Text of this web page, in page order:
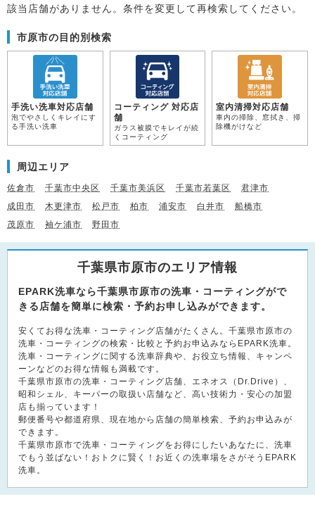
該当店舗がありません。条件を変更して再検索してください。
市原市の目的別検索
手洗い洗車対応店舗
泡でやさしくキレイにす
る手洗い洗車
コーティング 対応店
舗
ガラス被膜でキレイが続
くコーティング
室内清掃対応店舗
車内の掃除、窓拭き、掃
除機がけなど
周辺エリア
佐倉市 千葉市中央区 千葉市美浜区 千葉市若葉区
君津市
成田市
木更津市 松戸市 柏市 浦安市 白井市
船橋市
茂原市
袖ケ浦市 野田市
千葉県市原市のエリア情報
EPARK洗車なら千葉県市原市の洗車・コーティングがで
きる店舗を簡単に検索・予約お申し込みができます。
安くてお得な洗車・コーティング店舗がたくさん。千葉県市原市の
洗車・コーティングの検索・比較と予約お申込みならEPARK洗車。
洗車・コーティングに関する洗車辞典や、お役立ち情報、キャンペ
ーンなどのお得な情報も満載です。
千葉県市原市の洗車・コーティング店舗、エネオス（Dr.Drive）、
昭和シェル、キーパーの取扱い店舗など、高い技術力・安心の加盟
店も揃っています！
郵便番号や都道府県、現在地から店舗の簡単検索、予約お申込みが
できます。
千葉県市原市で洗車・コーティングをお得にしたいあなたに、洗車
でもう並ばない！おトクに賢く！お近くの洗車場をさがそうEPARK
洗車。